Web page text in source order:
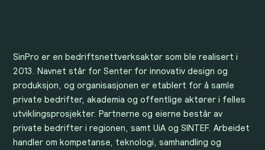
SinPro er en bedriftsnettverksaktør som ble realisert i
2013. Navnet står for Senter for innovativ design og
produksjon, og organisasjonen er etablert for å samle
private bedrifter, akademia og offentlige aktører i felles
utviklingsprosjekter. Partnerne og eierne består av
private bedrifter i regionen, samt UiA og SINTEF. Arbeidet
handler om kompetanse, teknologi, samhandling og